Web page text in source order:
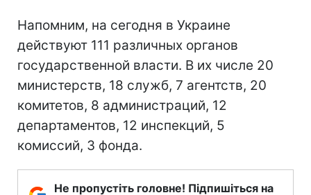
Напомним, на сегодня в Украине
действуют 111 различных органов
государственной власти. В их числе 20
министерств, 18 служб, 7 агентств, 20
комитетов, 8 администраций, 12
департаментов, 12 инспекций, 5
комиссий, 3 фонда.
Не пропустіть головне! Підпишіться на